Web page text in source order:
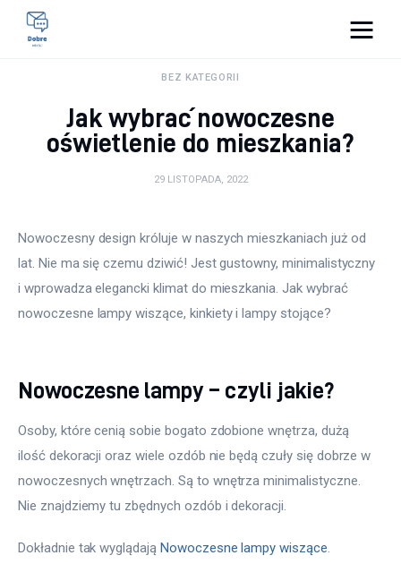
Lifestyle
Uroda
Więcej
BEZ KATEGORII
Jak wybrać nowoczesne
oświetlenie do mieszkania?
29 LISTOPADA, 2022
Nowoczesny design króluje w naszych mieszkaniach już od
lat. Nie ma się czemu dziwić! Jest gustowny, minimalistyczny
i wprowadza elegancki klimat do mieszkania. Jak wybrać
nowoczesne lampy wiszące, kinkiety i lampy stojące?
Nowoczesne lampy – czyli jakie?
Osoby, które cenią sobie bogato zdobione wnętrza, dużą
ilość dekoracji oraz wiele ozdób nie będą czuły się dobrze w
nowoczesnych wnętrzach. Są to wnętrza minimalistyczne.
Nie znajdziemy tu zbędnych ozdób i dekoracji.
Dokładnie tak wyglądają Nowoczesne lampy wiszące.